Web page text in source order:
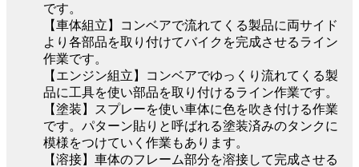
です。
【車体組立】コンベアで流れてくる製品に両サイド
より各部品を取り付けてバイクを完成させるライン
作業です。
【エンジン組立】コンベアでゆっくり流れてくる製
品に工具を使い部品を取り付けるライン作業です。
【塗装】スプレーを使い車体に色を吹き付ける作業
です。パターン貼りと呼ばれる塗装済みのタンクに
模様をつけていく作業もあります。
【溶接】車体のフレーム部分を溶接して完成させる